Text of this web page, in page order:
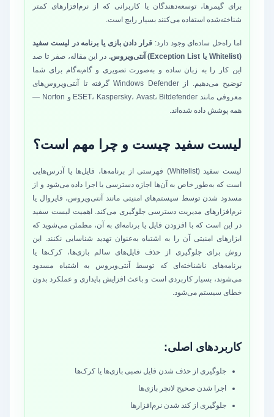
برای گیمرها، توسعه‌دهندگان یا کاربرانی که از نرم‌افزارهای کمتر
شناخته‌شده استفاده می‌کنند بسیار رایج است.
اما راه‌حل ساده‌ای وجود دارد: قرار دادن بازی یا برنامه در لیست سفید
در این مقاله، صفر تا صد
این کار را به زبان ساده و به‌صورت تصویری و گام‌به‌گام برای شما
توضیح می‌دهیم. از Windows Defender گرفته تا آنتی‌ویروس‌های
معروفی مانند ESET، Kaspersky، Avast، Bitdefender و Norton —
همه پوشش داده شده‌اند.
لیست سفید چیست و چرا مهم است؟
لیست سفید (Whitelist) فهرستی از برنامه‌ها، فایل‌ها یا آدرس‌هایی
است که به‌طور خاص به آن‌ها اجازه دسترسی یا اجرا داده می‌شود و از
مسدود شدن توسط سیستم‌های امنیتی مانند آنتی‌ویروس، فایروال یا
نرم‌افزارهای مدیریت دسترسی جلوگیری می‌کند. اهمیت لیست سفید
در این است که با افزودن فایل یا برنامه‌ای به آن، مطمئن می‌شوید که
ابزارهای امنیتی آن را به اشتباه به‌عنوان تهدید شناسایی نکنند. این
روش برای جلوگیری از حذف فایل‌های سالم بازی‌ها، کرک‌ها یا
برنامه‌های ناشناخته‌ای که توسط آنتی‌ویروس به اشتباه مسدود
می‌شوند، بسیار کاربردی است و باعث افزایش پایداری و عملکرد بدون
خطای سیستم می‌شود.
کاربردهای اصلی:
جلوگیری از حذف شدن فایل نصبی بازی‌ها یا کرک‌ها
اجرا شدن صحیح لانچر بازی‌ها
جلوگیری از کند شدن نرم‌افزارها